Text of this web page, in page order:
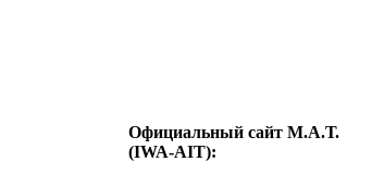
Официальный сайт М.А.Т.
(IWA-AIT):